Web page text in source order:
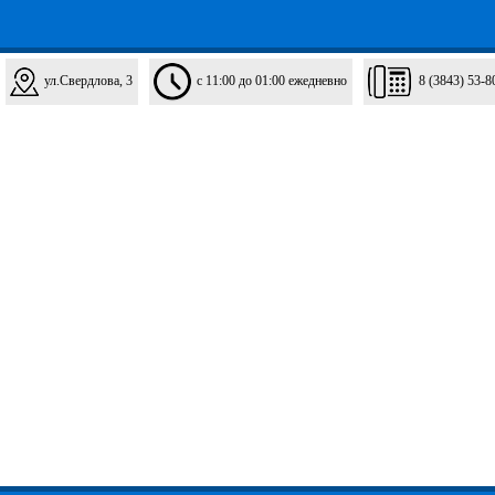
ул.Свердлова, 3 с 11:00 до 01:00 ежедневно 8 (3843) 53-